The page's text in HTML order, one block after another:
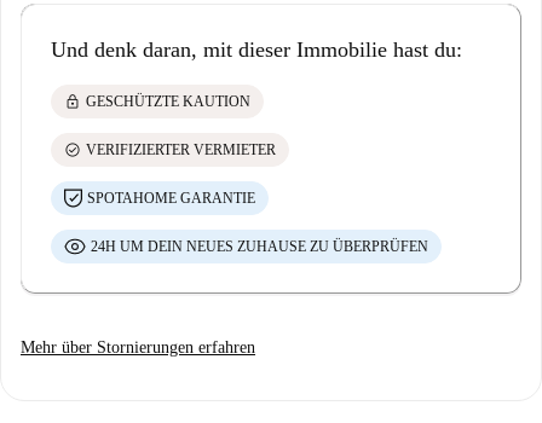
Und denk daran, mit dieser Immobilie hast du:
lock GESCHÜTZTE KAUTION
check_circle VERIFIZIERTER VERMIETER
SPOTAHOME GARANTIE
24H UM DEIN NEUES ZUHAUSE ZU ÜBERPRÜFEN
Mehr über Stornierungen erfahren